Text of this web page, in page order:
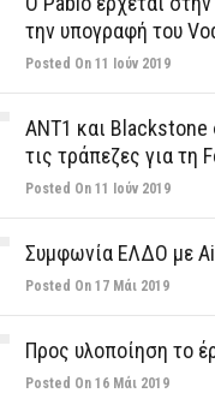
την υπογραφή του
Posted On 11 Ιούν 2019
ΑΝΤ1 και Blackstone
τις τράπεζες για τη
Posted On 11 Ιούν 2019
Συμφωνία ΕΛΔΟ με
Posted On 17 Μάι 2019
Προς υλοποίηση το
Posted On 16 Μάι 2019